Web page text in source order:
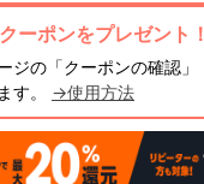
ーポンをプレゼント！
ジの「クーポンの確認」
す。 →使用方法